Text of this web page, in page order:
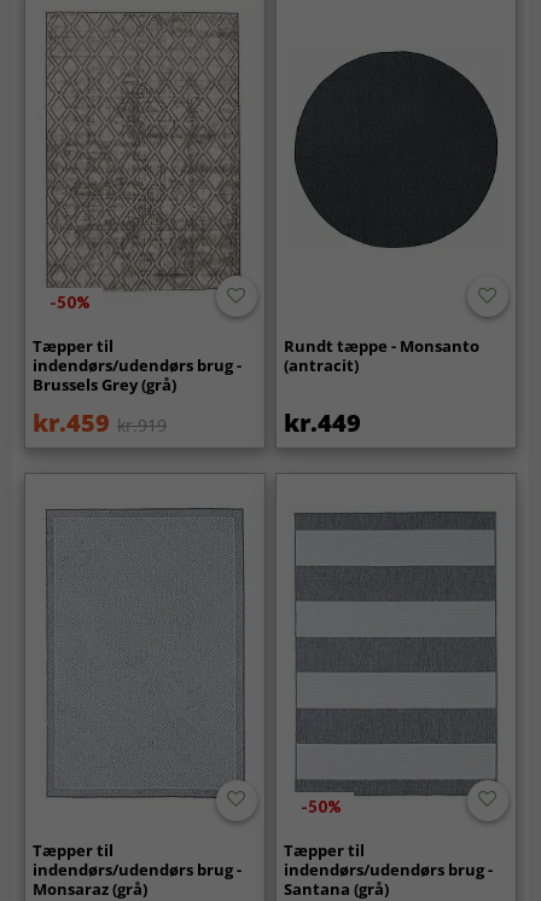
-50%
Tæpper til
indendørs/udendørs brug -
Brussels Grey (grå)
kr.459 kr.919
Rundt tæppe - Monsanto
(antracit)
kr.449
Tæpper til
indendørs/udendørs brug -
Monsaraz (grå)
-50%
Tæpper til
indendørs/udendørs brug -
Santana (grå)